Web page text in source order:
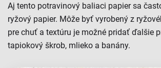
Aj tento potravinový baliaci papier sa
ryžový papier. Môže byť vyrobený z
pre chuť a textúru je možné pridať ďalšie
tapiokový škrob, mlieko a banány.